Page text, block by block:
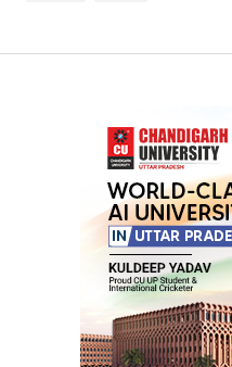
Your E-mail*
Submit Comment